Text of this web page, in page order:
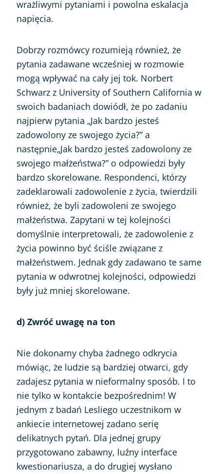
wrażliwymi pytaniami i powolna eskalacja
napięcia.
Dobrzy rozmówcy rozumieją również, że
pytania zadawane wcześniej w rozmowie
mogą wpływać na cały jej tok. Norbert
Schwarz z University of Southern California w
swoich badaniach dowiódł, że po zadaniu
najpierw pytania „Jak bardzo jesteś
zadowolony ze swojego życia?” a
następnie„Jak bardzo jesteś zadowolony ze
swojego małżeństwa?” o odpowiedzi były
bardzo skorelowane. Respondenci, którzy
zadeklarowali zadowolenie z życia, twierdzili
również, że byli zadowoleni ze swojego
małżeństwa. Zapytani w tej kolejności
domyślnie interpretowali, że zadowolenie z
życia powinno być ściśle związane z
małżeństwem. Jednak gdy zadawano te same
pytania w odwrotnej kolejności, odpowiedzi
były już mniej skorelowane.
d) Zwróć uwagę na ton
Nie dokonamy chyba żadnego odkrycia
mówiąc, że ludzie są bardziej otwarci, gdy
zadajesz pytania w nieformalny sposób. I to
nie tylko w kontakcie bezpośrednim! W
jednym z badań Lesliego uczestnikom w
ankiecie internetowej zadano serię
delikatnych pytań. Dla jednej grupy
przygotowano zabawny, luźny interface
kwestionariusza, a do drugiej wysłano